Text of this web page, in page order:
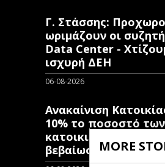
MORE
Γ. Στάσσης:
ωριμάζουν οι
Data Center -
ισχυρή ΔΕΗ
06-08-2026
Ανακαίνιση
10% το ποσοστό
κατοικιών που έχουν
βεβαίωση ένταξης